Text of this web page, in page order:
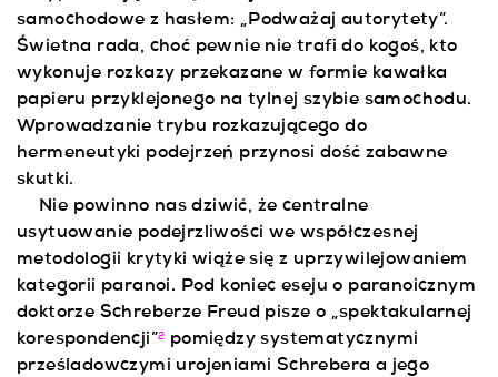
samochodowe z hasłem: „Podważaj autorytety”.
Świetna rada, choć pewnie nie trafi do kogoś, kto
wykonuje rozkazy przekazane w formie kawałka
papieru przyklejonego na tylnej szybie samochodu.
Wprowadzanie trybu rozkazującego do
hermeneutyki podejrzeń przynosi dość zabawne
skutki.
Nie powinno nas dziwić, że centralne
usytuowanie podejrzliwości we współczesnej
metodologii krytyki wiąże się z uprzywilejowaniem
kategorii paranoi. Pod koniec eseju o paranoicznym
doktorze Schreberze Freud pisze o „spektakularnej
korespondencji”2
pomiędzy systematycznymi
prześladowczymi urojeniami Schrebera a jego